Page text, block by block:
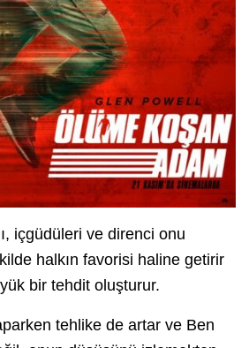
içgüdüleri ve direnci onu
halkın favorisi haline getirir
bir tehdit oluşturur.
tehlike de artar ve Ben